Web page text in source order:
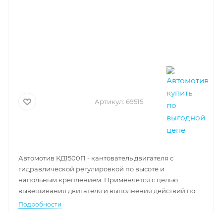
Артикул: 69515
Автомотив КД1500П - кантователь двигателя с
гидравлической регулировкой по высоте и
напольным креплением. Применяется с целью
вывешивания двигателя и выполнения действий по
ремонтным работам и дефектации.
Подробности